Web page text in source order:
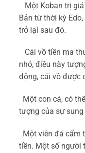
Một Koban trị
Bản từ thời kỳ
trở lại sau đó.
Cái vồ tiền ma
nhỏ, điều này
động, cái vồ được
Một con cá, có
tượng của sự
Một viên đá cẩm
tiền. Một số người